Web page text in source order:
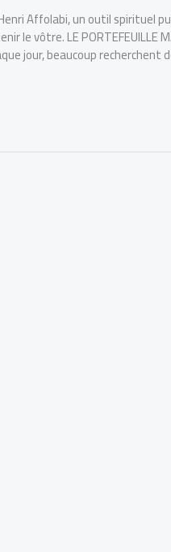
Affolabi, un outil spirituel
le vôtre. LE PORTEFEUILLE
jour, beaucoup recherchent